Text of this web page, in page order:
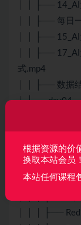
│ │ ├── 14_AI
│ │ ├── 每日
│ │ ├── 15_AI
│ │ ├── 17_AI
式.mp4
│ │ ├── 数据
│ ├── day04
│ │ ├──
│ │ │ ├──
│ │ │ ├──
│ │ │ ├──
│ │ │ ├── jdk-
│ │ │ ├──
根据资源的价
换取本站会员！
本站任何课程